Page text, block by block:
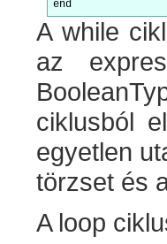
A while
az
ciklusból
egyetlen
törzset és
A loop